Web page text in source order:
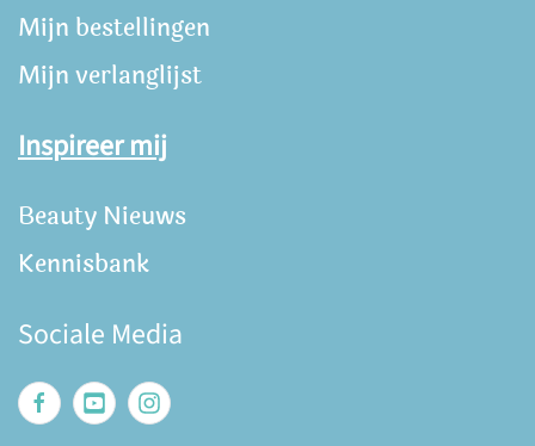
Mijn bestellingen
Mijn verlanglijst
Inspireer mij
Beauty Nieuws
Kennisbank
Sociale Media